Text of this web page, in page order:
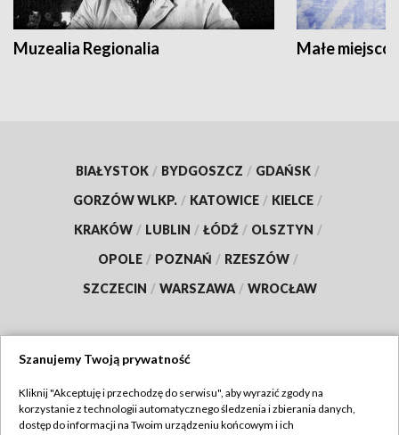
Muzealia Regionalia Małe
BIAŁYSTOK / BYDGOSZCZ / GDAŃSK /
GORZÓW WLKP. / KATOWICE / KIELCE /
KRAKÓW / LUBLIN / ŁÓDŹ / OLSZTYN /
OPOLE / POZNAŃ / RZESZÓW /
SZCZECIN / WARSZAWA / WROCŁAW
TVP
Szanujemy Twoją prywatność
Kliknij "Akceptuję i przechodzę do serwisu", aby wyrazić zgody na
korzystanie z technologii automatycznego śledzenia i zbierania danych,
dostęp do informacji na Twoim urządzeniu końcowym i ich